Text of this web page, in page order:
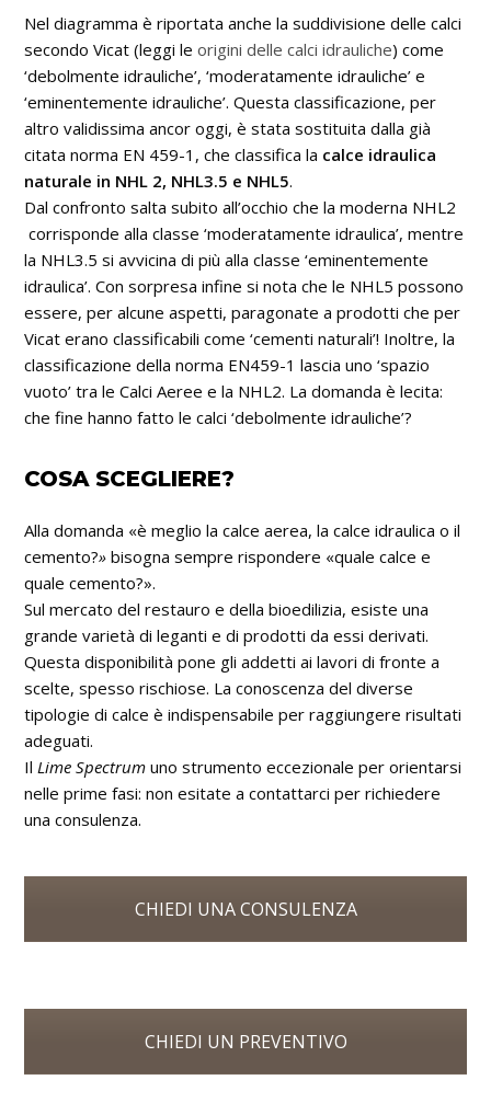
Nel diagramma è riportata anche la suddivisione delle calci
secondo Vicat (leggi leorigini delle calci idrauliche) come
‘debolmente idrauliche’, ‘moderatamente idrauliche’ e
‘eminentemente idrauliche’. Questa classificazione, per
altro validissima ancor oggi, è stata sostituita dalla già
citata norma EN 459-1, che classifica la calce idraulica
naturale in NHL 2, NHL3.5 e NHL5.
Dal confronto salta subito all’occhio che la moderna NHL2
corrisponde alla classe ‘moderatamente idraulica’, mentre
la NHL3.5 si avvicina di più alla classe ‘eminentemente
idraulica’. Con sorpresa infine si nota che le NHL5 possono
essere, per alcune aspetti, paragonate a prodotti che per
Vicat erano classificabili come ‘cementi naturali’! Inoltre, la
classificazione della norma EN459-1 lascia uno ‘spazio
vuoto’ tra le Calci Aeree e la NHL2. La domanda è lecita:
che fine hanno fatto le calci ‘debolmente idrauliche’?
COSA SCEGLIERE?
Alla domanda «è meglio la calce aerea, la calce idraulica o il
cemento?»bisogna sempre rispondere «quale calce e
quale cemento?».
Sul mercato del restauro e della bioedilizia, esiste una
grande varietà di leganti e di prodotti da essi derivati.
Questa disponibilità pone gli addetti ai lavori di fronte a
scelte, spesso rischiose. La conoscenza del diverse
tipologie di calce è indispensabile per raggiungere risultati
adeguati.
Il Lime Spectrum uno strumento eccezionale per orientarsi
nelle prime fasi: non esitate a contattarci per richiedere
una consulenza.
CHIEDI UNA CONSULENZA
CHIEDI UN PREVENTIVO